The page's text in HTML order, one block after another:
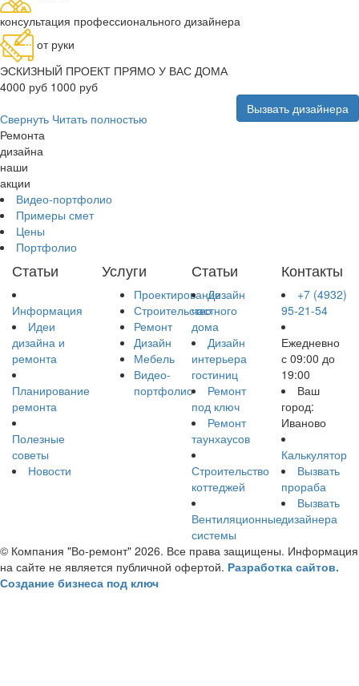
консультация профессионального дизайнера
от руки
ЭСКИЗНЫЙ ПРОЕКТ ПРЯМО У ВАС ДОМА
4000 руб 1000 руб
Вызвать дизайнера
Свернуть Читать полностью
Ремонта
дизайна
наши
акции
Видео-портфолио
Примеры смет
Цены
Портфолио
Статьи
Информация
Идеи
дизайна и
ремонта
Планирование
ремонта
Полезные
советы
Новости
Услуги
Проектирование
Строительство
Ремонт
Дизайн
Мебель
Видео-
портфолио
Статьи
Дизайн
частного
дома
Дизайн
интерьера
гостиниц
Ремонт
под ключ
Ремонт
таунхаусов
Строительство
коттеджей
Вентиляционные
системы
Контакты
+7 (4932)
95-21-54
Ежедневно
с 09:00 до
19:00
Ваш
город:
Иваново
Калькулятор
Вызвать
прораба
Вызвать
дизайнера
© Компания "Во-ремонт" 2026. Все права защищены. Информация
на сайте не является публичной офертой. Разработка сайтов.
Создание бизнеса под ключ